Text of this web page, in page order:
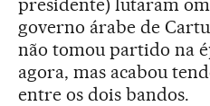
governo árabe de
não tomou partido na
agora, mas acabou
entre os dois bandos.